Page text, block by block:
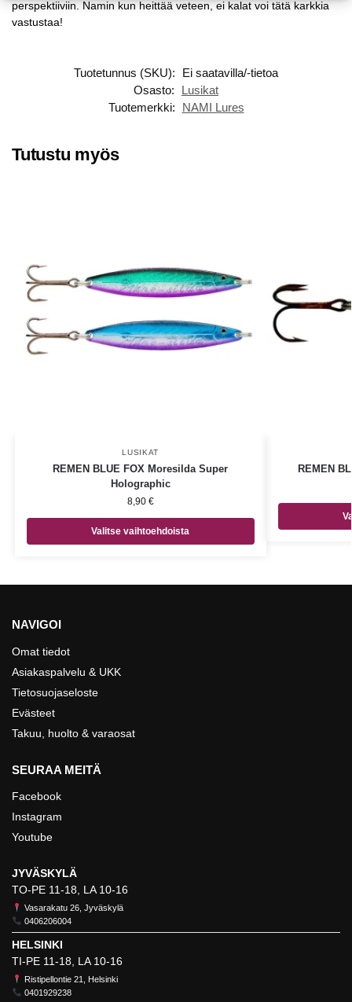
perspektiiviin. Namin kun heittää veteen, ei kalat voi tätä karkkia
vastustaa!
Tuotetunnus (SKU):
Ei saatavilla/-tietoa
Osasto:
Lusikat
Tuotemerkki:
NAMI Lures
Tutustu myös
LUSIKAT
REMEN BLUE FOX Moresilda Super
Holographic
8,90 €
Valitse vaihtoehdoista
REMEN
NAVIGOI
Omat tiedot
Asiakaspalvelu & UKK
Tietosuojaseloste
Evästeet
Takuu, huolto & varaosat
SEURAA MEITÄ
Facebook
Instagram
Youtube
JYVÄSKYLÄ
TO-PE 11-18, LA 10-16
Vasarakatu 26, Jyväskylä
0406206004
HELSINKI
TI-PE 11-18, LA 10-16
Ristipellontie 21, Helsinki
0401929238